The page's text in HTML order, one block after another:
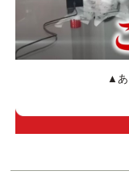
▲あ